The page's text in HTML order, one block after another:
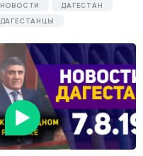
НОВОСТИ
ДАГЕСТАН
ДАГЕСТАНЦЫ